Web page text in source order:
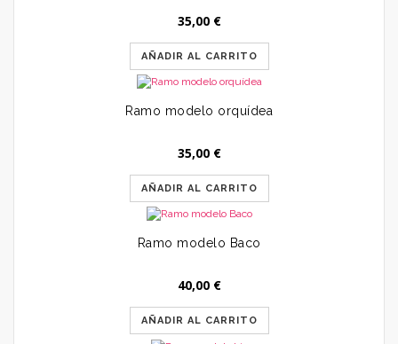
35,00 €
AÑADIR AL CARRITO
Ramo modelo orquídea
35,00 €
AÑADIR AL CARRITO
Ramo modelo Baco
40,00 €
AÑADIR AL CARRITO